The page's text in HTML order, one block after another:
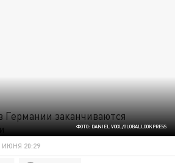
ФОТО: DANIEL VOGL/GLOBALLOOKPRESS
ИЮНЯ 20:29